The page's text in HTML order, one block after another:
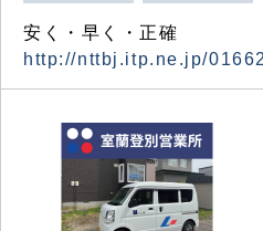
安く・早く・正確
http://nttbj.itp.ne.jp/